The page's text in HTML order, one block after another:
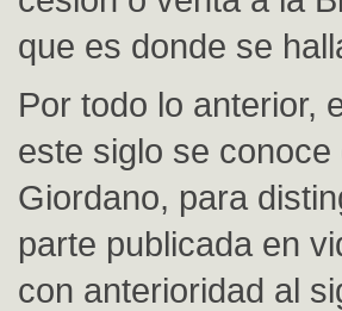
que es donde se
Por todo lo anterior,
este siglo se
Giordano, para
parte publicada en
con anterioridad al